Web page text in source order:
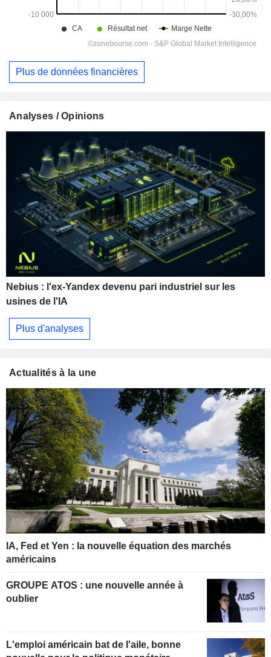
Plus de données financières
Analyses / Opinions
Nebius : l'ex-Yandex devenu pari industriel sur les
usines de l'IA
Plus d'analyses
Actualités à la une
IA, Fed et Yen : la nouvelle équation des marchés
américains
GROUPE ATOS : une nouvelle année à
oublier
L'emploi américain bat de l'aile, bonne